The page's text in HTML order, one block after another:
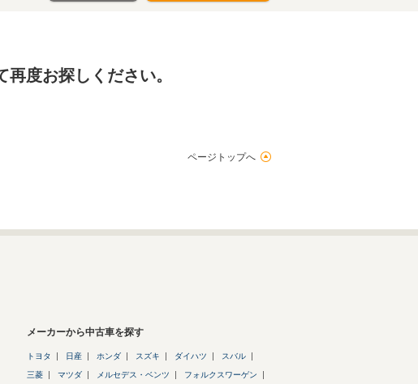
度お探しください。
ページトップへ
メーカーから中古車を探す
トヨタ 日産 ホンダ スズキ ダイハツ スバル
三菱 マツダ メルセデス・ベンツ フォルクスワーゲン